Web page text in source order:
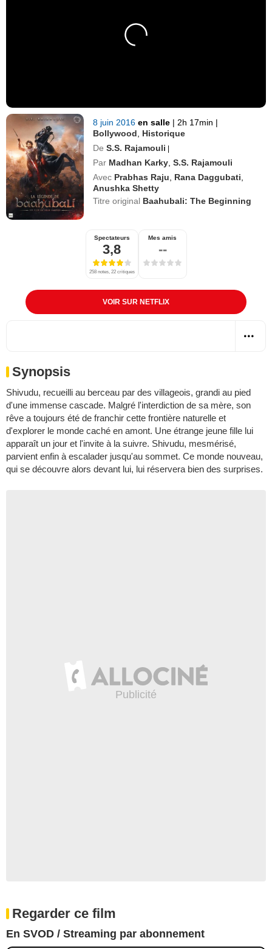
8 juin 2016en salle | 2h 17min |
Bollywood
Historique
De S.S. Rajamouli |
Par Madhan Karky ,S.S. Rajamouli
Avec Prabhas Raju Rana Daggubati
Anushka Shetty
Titre original Baahubali: The Beginning
Spectateurs
3,8
258 notes, 22 critiques
Mes amis
--
VOIR SUR NETFLIX
Synopsis
Shivudu, recueilli au berceau par des villageois, grandi au pied
d'une immense cascade. Malgré l'interdiction de sa mère, son
rêve a toujours été de franchir cette frontière naturelle et
d'explorer le monde caché en amont. Une étrange jeune fille lui
apparaît un jour et l'invite à la suivre. Shivudu, mesmérisé,
parvient enfin à escalader jusqu'au sommet. Ce monde nouveau,
qui se découvre alors devant lui, lui réservera bien des surprises.
Regarder ce film
En SVOD / Streaming par abonnement